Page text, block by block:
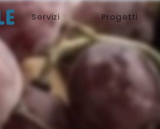
Servizi Progetti